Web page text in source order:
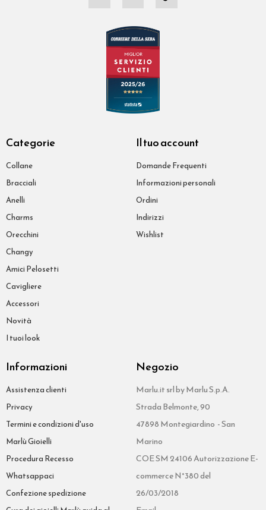
Categorie
Collane
Bracciali
Anelli
Charms
Orecchini
Changy
Amici Pelosetti
Cavigliere
Accessori
Novità
I tuoi look
Il tuo account
Domande Frequenti
Informazioni personali
Ordini
Indirizzi
Wishlist
Informazioni
Assistenza clienti
Privacy
Termini e condizioni d'uso
Marlù Gioielli
Procedura Recesso
Whatsappaci
Confezione spedizione
Negozio
Marlu.it srl by Marlu S.p.A.
Strada Belmonte, 90
47898 Montegiardino - San
Marino
COE SM 24106 Autorizzazione E-
commerce N°380 del
26/03/2018